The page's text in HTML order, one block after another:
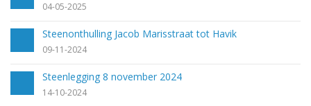
04-05-2025
Steenonthulling Jacob Marisstraat tot Havik
09-11-2024
Steenlegging 8 november 2024
14-10-2024